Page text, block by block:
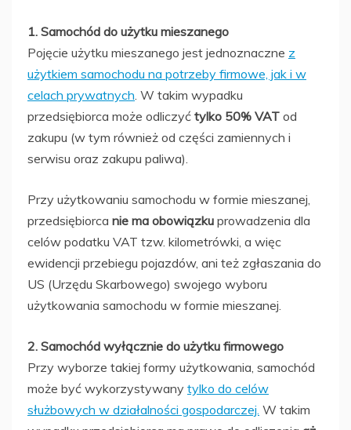
1. Samochód do użytku mieszanego
Pojęcie użytku mieszanego jest jednoznaczne z
użytkiem samochodu na potrzeby firmowe, jak i w
celach prywatnych. W takim wypadku
przedsiębiorca może odliczyć tylko 50% VAT od
zakupu (w tym również od części zamiennych i
serwisu oraz zakupu paliwa).
Przy użytkowaniu samochodu w formie mieszanej,
przedsiębiorca nie ma obowiązku prowadzenia dla
celów podatku VAT tzw. kilometrówki, a więc
ewidencji przebiegu pojazdów, ani też zgłaszania do
US (Urzędu Skarbowego) swojego wyboru
użytkowania samochodu w formie mieszanej.
2. Samochód wyłącznie do użytku firmowego
Przy wyborze takiej formy użytkowania, samochód
może być wykorzystywany tylko do celów
służbowych w działalności gospodarczej. W takim